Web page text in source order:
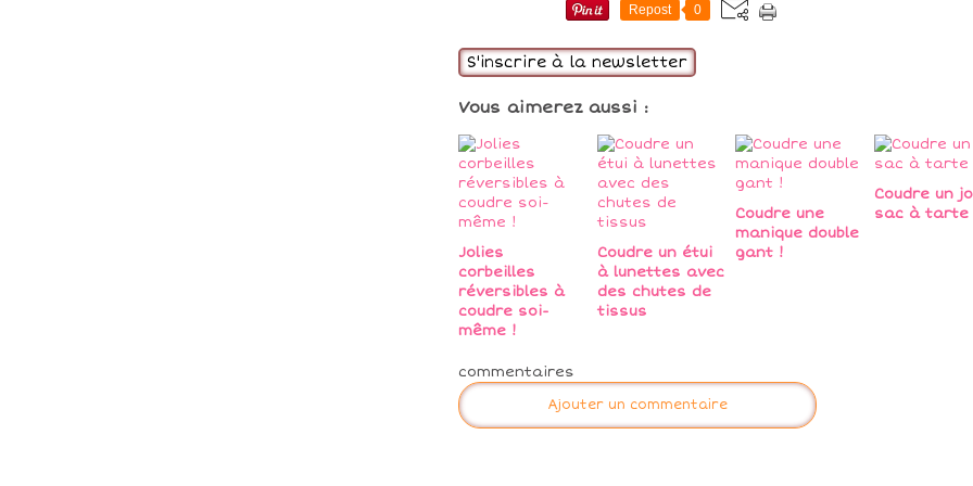
Repost 0
S'inscrire à la newsletter
Vous aimerez aussi :
Jolies
corbeilles
réversibles à
coudre soi-
même !
Coudre un étui
à lunettes avec
des chutes de
tissus
Coudre une
manique double
gant !
Coudre un
sac à tarte
commentaires
Ajouter un commentaire